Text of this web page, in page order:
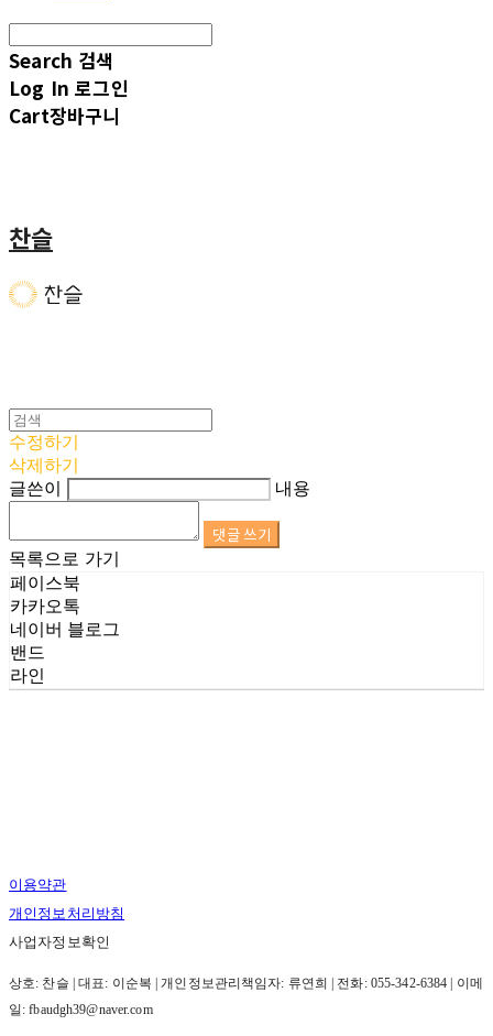
Search 검색
Log In 로그인
Cart장바구니
찬슬
수정하기
삭제하기
글쓴이
내용
댓글 쓰기
목록으로 가기
페이스북
카카오톡
네이버 블로그
밴드
라인
이용약관
개인정보처리방침
사업자정보확인
상호: 찬슬 | 대표: 이순복 | 개인정보관리책임자: 류연희 | 전화: 055-342-6384 | 이메
일: fbaudgh39@naver.com